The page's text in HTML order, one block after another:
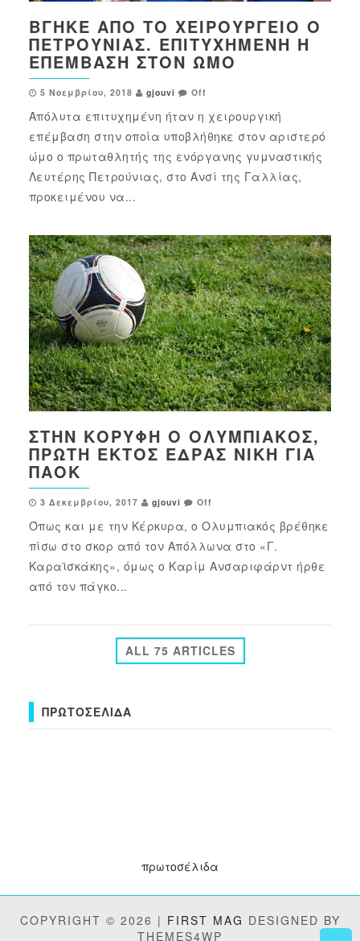
ΒΓΉΚΕ ΑΠΌ ΤΟ ΧΕΙΡΟΥΡΓΕΊΟ Ο
ΠΕΤΡΟΎΝΙΑΣ. ΕΠΙΤΥΧΗΜΈΝΗ Η
ΕΠΈΜΒΑΣΗ ΣΤΟΝ ΏΜΟ
5 Νοεμβρίου, 2018 gjouvi Off
Απόλυτα επιτυχημένη ήταν η χειρουργική
επέμβαση στην οποία υποβλήθηκε στον αριστερό
ώμο ο πρωταθλητής της ενόργανης γυμναστικής
Λευτέρης Πετρούνιας, στο Ανσί της Γαλλίας,
προκειμένου να...
ΣΤΗΝ ΚΟΡΥΦΉ Ο ΟΛΥΜΠΙΑΚΌΣ,
ΠΡΏΤΗ ΕΚΤΌΣ ΈΔΡΑΣ ΝΊΚΗ ΓΙΑ
ΠΑΟΚ
3 Δεκεμβρίου, 2017 gjouvi Off
Όπως και με την Κέρκυρα, ο Ολυμπιακός βρέθηκε
πίσω στο σκορ από τον Απόλλωνα στο «Γ.
Καραϊσκάκης», όμως ο Καρίμ Ανσαριφάρντ ήρθε
από τον πάγκο...
ALL 75 ARTICLES
ΠΡΩΤΟΣΈΛΙΔΑ
πρωτοσέλιδα
COPYRIGHT © 2026 | FIRST MAG DESIGNED BY
THEMES4WP